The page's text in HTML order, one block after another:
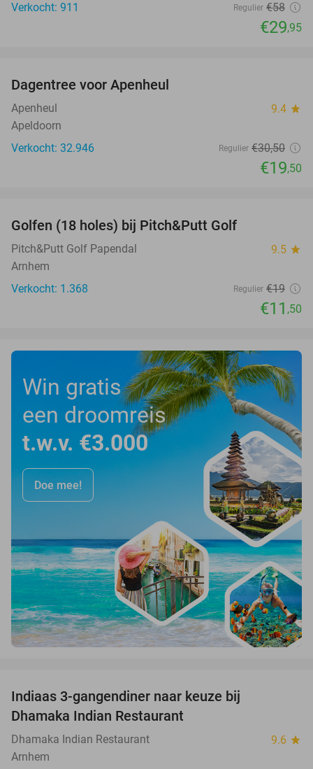
Verkocht: 911
Regulier €58
€29,95
Dagentree voor Apenheul
Apenheul 9.4 star
Apeldoorn
Verkocht: 32.946
Regulier €30,50
€19,50
Golfen (18 holes) bij Pitch&Putt Golf
Pitch&Putt Golf Papendal 9.5 star
Arnhem
Verkocht: 1.368
Regulier €19
€11 ,50
Win gratis
een droomreis
t.w.v. €3.000
Doe mee!
Indiaas 3-gangendiner naar keuze bij
Dhamaka Indian Restaurant
Dhamaka Indian Restaurant 9.6 star
Arnhem